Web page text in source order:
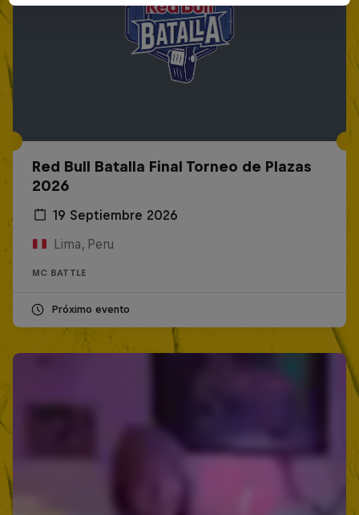
Red Bull Batalla Final Torneo de Plazas
2026
19 Septiembre 2026
Lima, Peru
MC BATTLE
Próximo evento